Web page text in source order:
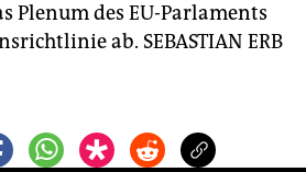
Plenum des EU-Parlaments
ab. SEBASTIAN ERB